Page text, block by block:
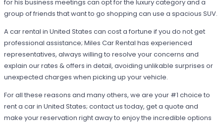
for his business meetings can opt for the luxury category and a
group of friends that want to go shopping can use a spacious SUV.
A car rental in United States can cost a fortune if you do not get
professional assistance; Miles Car Rental has experienced
representatives, always willing to resolve your concerns and
explain our rates & offers in detail, avoiding unlikable surprises or
unexpected charges when picking up your vehicle.
For all these reasons and many others, we are your #1 choice to
rent a car in United States; contact us today, get a quote and
make your reservation right away to enjoy the incredible options